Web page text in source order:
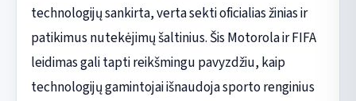
technologijų sankirta, verta sekti oficialias žinias ir
patikimus nutekėjimų šaltinius. Šis Motorola ir FIFA
leidimas gali tapti reikšmingu pavyzdžiu, kaip
technologijų gamintojai išnaudoja sporto renginius